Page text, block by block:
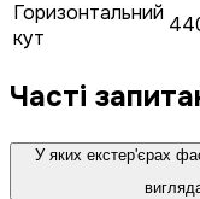
Горизонтальний
кут
Часті
У яких екстер'єрах